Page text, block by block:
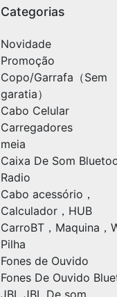
Categorias
Novidade
Promoção
Copo/Garrafa（Sem
garatia）
Cabo Celular
Carregadores
meia
Caixa De Som
Radio
Cabo acessório，
Calculador，HUB
CarroBT，Maquina，
Pilha
Fones de Ouvido
Fones De Ouvido
JBL JBL De som